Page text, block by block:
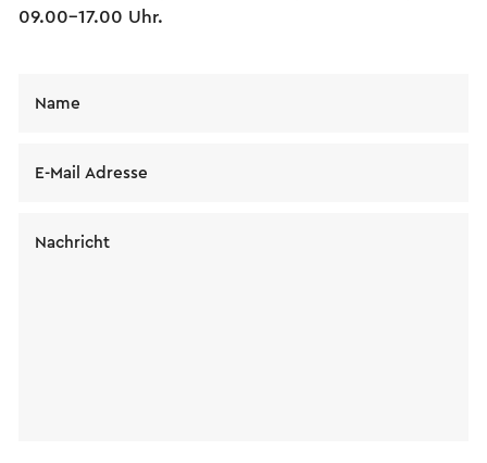
09.00-17.00 Uhr.
Name
E-Mail Adresse
Nachricht